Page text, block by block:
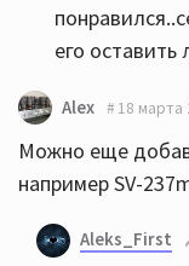
его оставить
Alex 18 марта
Можно еще
например SV-
Aleks_First